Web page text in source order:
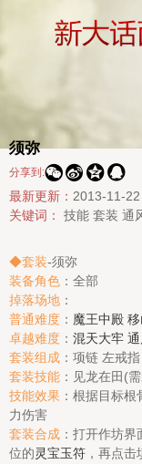
须弥
分享到: 
最新更新： 2013-11-
关键词： 技能 套装 通
◆套装-须弥
装备角色 ：全部
掉落场地 ：
普通难度 ： 魔王中殿
卓越难度 ： 混天大牢
套装组成 ：项链 左戒
套装技能 ：见龙在田(
技能效果 ：根据目标
力伤害
套装合成 ：打开作坊界
位的灵宝玉符 ，再点